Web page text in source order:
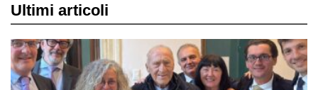
Ultimi articoli